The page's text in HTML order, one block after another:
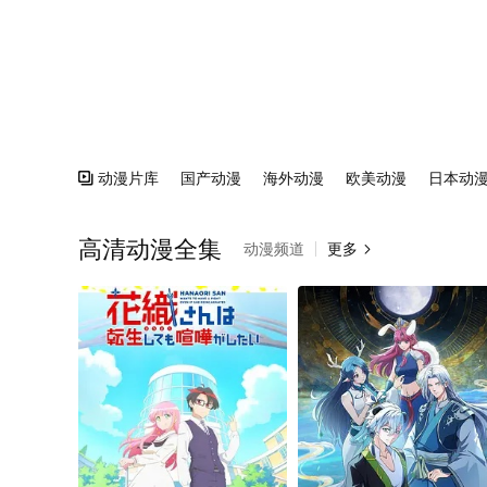
 动漫片库 国产动漫 海外动漫 欧美动漫 日本动
高清动漫全集 动漫频道 更多 